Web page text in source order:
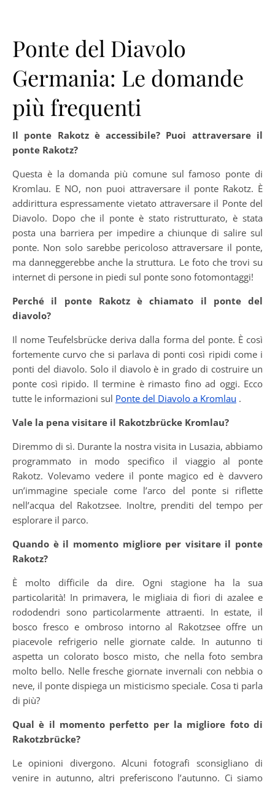
Ponte del Diavolo
Germania: Le domande
più frequenti
Il ponte Rakotz è accessibile? Puoi attraversare il
ponte Rakotz?
Questa è la domanda più comune sul famoso ponte di
Kromlau. E NO, non puoi attraversare il ponte Rakotz. È
addirittura espressamente vietato attraversare il Ponte del
Diavolo. Dopo che il ponte è stato ristrutturato, è stata
posta una barriera per impedire a chiunque di salire sul
ponte. Non solo sarebbe pericoloso attraversare il ponte,
ma danneggerebbe anche la struttura. Le foto che trovi su
internet di persone in piedi sul ponte sono fotomontaggi!
Perché il ponte Rakotz è chiamato il ponte del
diavolo?
Il nome Teufelsbrücke deriva dalla forma del ponte. È così
fortemente curvo che si parlava di ponti così ripidi come i
ponti del diavolo. Solo il diavolo è in grado di costruire un
ponte così ripido. Il termine è rimasto fino ad oggi. Ecco
tutte le informazioni sul Ponte del Diavolo a Kromlau .
Vale la pena visitare il Rakotzbrücke Kromlau?
Diremmo di sì. Durante la nostra visita in Lusazia, abbiamo
programmato in modo specifico il viaggio al ponte
Rakotz. Volevamo vedere il ponte magico ed è davvero
un’immagine speciale come l’arco del ponte si riflette
nell’acqua del Rakotzsee. Inoltre, prenditi del tempo per
esplorare il parco.
Quando è il momento migliore per visitare il ponte
Rakotz?
È molto difficile da dire. Ogni stagione ha la sua
particolarità! In primavera, le migliaia di fiori di azalee e
rododendri sono particolarmente attraenti. In estate, il
bosco fresco e ombroso intorno al Rakotzsee offre un
piacevole refrigerio nelle giornate calde. In autunno ti
aspetta un colorato bosco misto, che nella foto sembra
molto bello. Nelle fresche giornate invernali con nebbia o
neve, il ponte dispiega un misticismo speciale. Cosa ti parla
di più?
Qual è il momento perfetto per la migliore foto di
Rakotzbrücke?
Le opinioni divergono. Alcuni fotografi sconsigliano di
venire in autunno, altri preferiscono l’autunno. Ci siamo